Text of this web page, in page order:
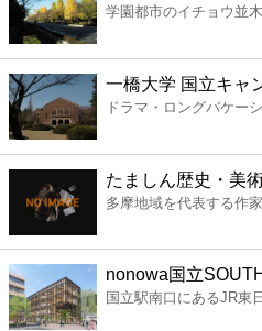
スーパー
エンタメ
レジャー
書店
ファミレス
学園都市のイチョウ並木
一橋大学 国立キャ
ドラマ・ロングバケー
たましん歴史・美
多摩地域を代表する作
nonowa国立
国立駅南口にあるJR東